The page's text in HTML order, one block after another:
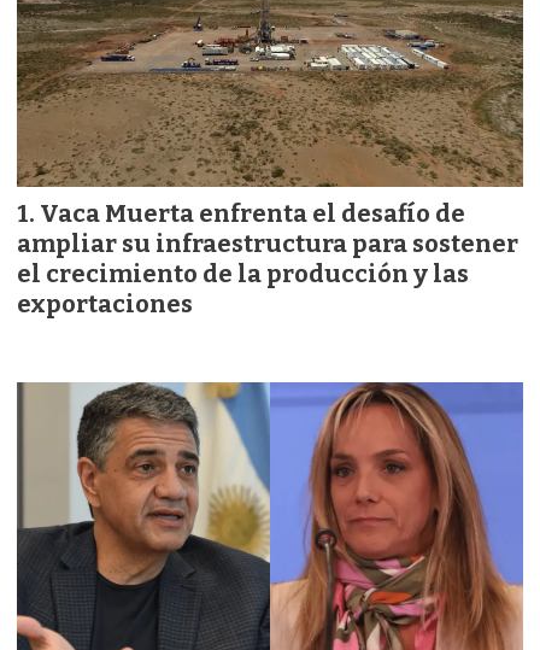
Vaca Muerta enfrenta el desafío de
ampliar su infraestructura para sostener
el crecimiento de la producción y las
exportaciones